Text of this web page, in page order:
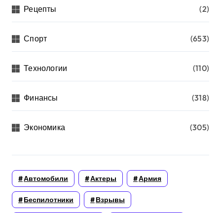
Рецепты (2)
Спорт (653)
Технологии (110)
Финансы (318)
Экономика (305)
Автомобили Актеры Армия
Беспилотники Взрывы